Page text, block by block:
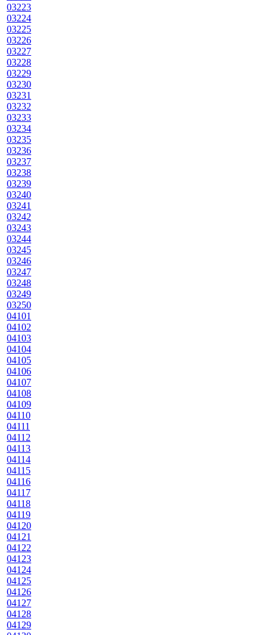
03223
03224
03225
03226
03227
03228
03229
03230
03231
03232
03233
03234
03235
03236
03237
03238
03239
03240
03241
03242
03243
03244
03245
03246
03247
03248
03249
03250
04101
04102
04103
04104
04105
04106
04107
04108
04109
04110
04111
04112
04113
04114
04115
04116
04117
04118
04119
04120
04121
04122
04123
04124
04125
04126
04127
04128
04129